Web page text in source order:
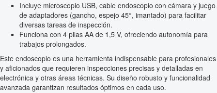
Incluye microscopio USB, cable endoscopio con cámara y juego
de adaptadores (gancho, espejo 45°, imantado) para facilitar
diversas tareas de inspección.
Funciona con 4 pilas AA de 1,5 V, ofreciendo autonomía para
trabajos prolongados.
Este endoscopio es una herramienta indispensable para profesionales
y aficionados que requieren inspecciones precisas y detalladas en
electrónica y otras áreas técnicas. Su diseño robusto y funcionalidad
avanzada garantizan resultados óptimos en cada uso.